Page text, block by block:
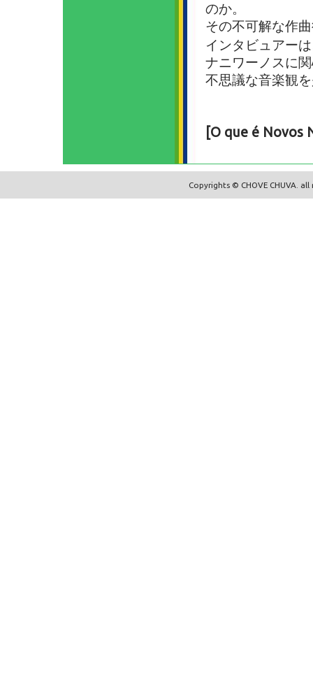
のか。
その不可解な作
インタビュアー
ナニワーノスに
不思議な音楽観
[O que é Novos
Copyrights © CHOVE CHUVA.